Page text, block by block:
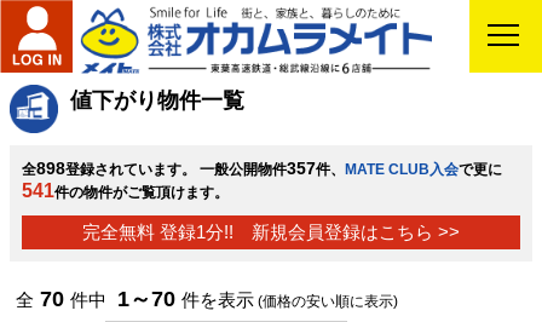
値下がり物件一覧
全898登録されています。 一般公開物件357件、 MATE CLUB入会で更に
541件の物件がご覧頂けます。
完全無料 登録1分!! 新規会員登録はこちら >>
全 70 件中 1～70 件を表示 (価格の安い順に表示)